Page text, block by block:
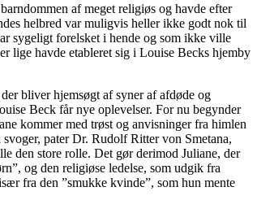
af meget religiøs og havde efter
helbred var muligvis heller ikke godt nok til
sygeligt forelsket i hende og som ikke ville
lige havde etableret sig i Louise Becks hjemby
bliver hjemsøgt af syner af afdøde og
Beck får nye oplevelser. For nu begynder
kommer med trøst og anvisninger fra himlen
pater Dr. Rudolf Ritter von Smetana,
den store rolle. Det gør derimod Juliane, der
og den religiøse ledelse, som udgik fra
fra den ”smukke kvinde”, som hun mente